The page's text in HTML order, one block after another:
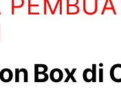
Box di